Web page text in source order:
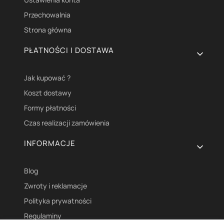
Przechowalnia
Strona główna
PŁATNOŚCI I DOSTAWA
Jak kupować ?
Koszt dostawy
Formy płatności
Czas realizacji zamówienia
INFORMACJE
Blog
Zwroty i reklamacje
Polityka prywatności
Regulaminy